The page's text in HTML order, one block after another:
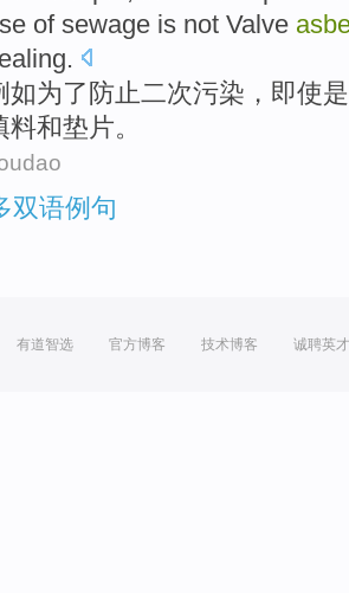
of sewage is not Valve
.
如为了 防止二次污染 ， 即使是
料和垫片。
双语例句
有道智选 官方博客 技术博客 诚聘英才